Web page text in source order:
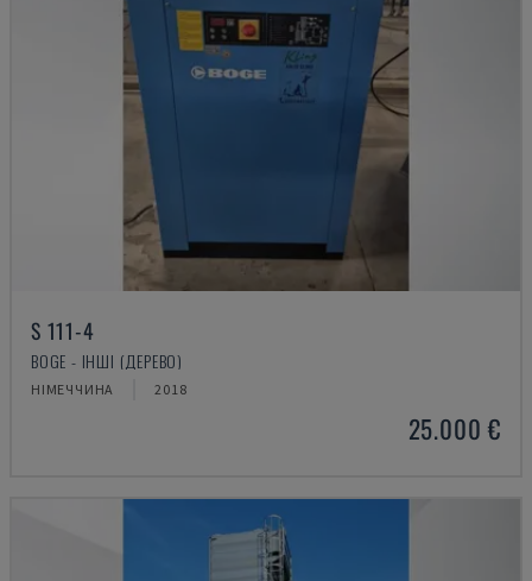
S 111-4
BOGE - ІНШІ (ДЕРЕВО)
НІМЕЧЧИНА 2018
25.000 €